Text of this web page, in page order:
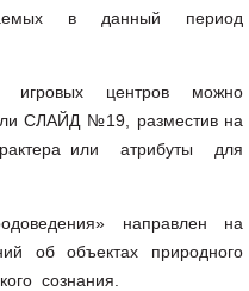
в данный период
игровых центров можно
СЛАЙД №19, разместив на
или атрибуты для
направлен на
об объектах природного
сознания.